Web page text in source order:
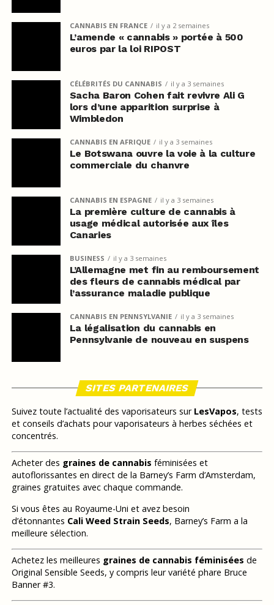
CANNABIS EN FRANCE il y a 2 semaines
L’amende « cannabis » portée à 500
euros par la loi RIPOST
CÉLÉBRITÉS DU CANNABIS il y a 3 semaines
Sacha Baron Cohen fait revivre Ali G
lors d’une apparition surprise à
Wimbledon
CANNABIS EN AFRIQUE il y a 3 semaines
Le Botswana ouvre la voie à la culture
commerciale du chanvre
CANNABIS EN ESPAGNE il y a 3 semaines
La première culture de cannabis à
usage médical autorisée aux îles
Canaries
BUSINESS il y a 3 semaines
L’Allemagne met fin au remboursement
des fleurs de cannabis médical par
l’assurance maladie publique
CANNABIS EN PENNSYLVANIE il y a 3 semaines
La légalisation du cannabis en
Pennsylvanie de nouveau en suspens
SITES PARTENAIRES
Suivez toute l’actualité des vaporisateurs sur LesVapos, tests
et conseils d’achats pour vaporisateurs à herbes séchées et
concentrés.
Acheter des graines de cannabis féminisées et
autoflorissantes en direct de la Barney’s Farm d’Amsterdam,
graines gratuites avec chaque commande.
Si vous êtes au Royaume-Uni et avez besoin
d’étonnantes Cali Weed Strain Seeds, Barney’s Farm a la
meilleure sélection.
Achetez les meilleures graines de cannabis féminisées de
Original Sensible Seeds, y compris leur variété phare Bruce
Banner #3.